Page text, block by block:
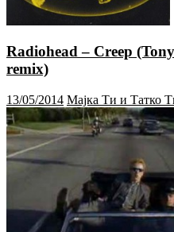
Radiohead – Creep
remix)
13/05/2014 Мајка Ти и Татко